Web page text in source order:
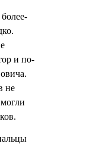
и по-
не